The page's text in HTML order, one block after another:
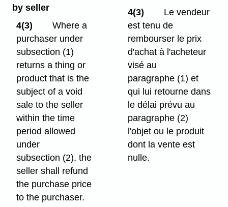
by seller
4(3)
Where a
purchaser under
subsection (1)
returns a thing or
product that is the
subject of a void
sale to the seller
within the time
period allowed
under
subsection (2), the
seller shall refund
the purchase price
to the purchaser.
4(3)
Le vendeur
est tenu de
rembourser le prix
d'achat à l'acheteur
visé au
paragraphe (1) et
qui lui retourne dans
le délai prévu au
paragraphe (2)
l'objet ou le produit
dont la vente est
nulle.